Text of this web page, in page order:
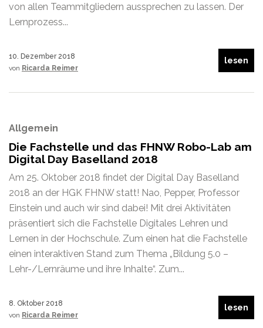
von allen Teammitgliedern aussprechen zu lassen. Der
Lernprozess...
10. Dezember 2018
von Ricarda Reimer
lesen
Allgemein
Die Fachstelle und das FHNW Robo-Lab am
Digital Day Baselland 2018
Am 25. Oktober 2018 findet der Digital Day Baselland
2018 an der HGK FHNW statt! Nao, Pepper, Professor
Einstein und auch wir sind dabei! Mit drei Aktivitäten
präsentiert sich die Fachstelle Digitales Lehren und
Lernen in der Hochschule. Zum einen hat die Fachstelle
einen interaktiven Stand zum Thema „Bildung 5.0 –
Lehr-/Lernräume und ihre Inhalte“. Zum...
8. Oktober 2018
von Ricarda Reimer
lesen